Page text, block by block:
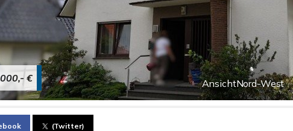
AnsichtNord-West
€
(Twitter)